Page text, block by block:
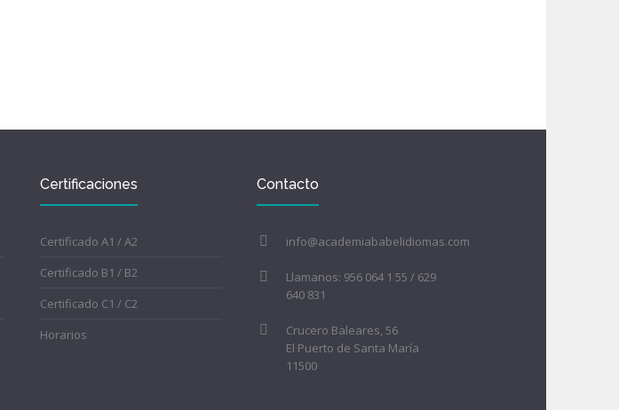
Certificaciones
Certificado A1 / A2
Certificado B1 / B2
Certificado C1 / C2
Horarios
Contacto
info@academiababelidiomas.com
Llamanos: 956 064 1 55 / 629
640 831
Crucero Baleares, 56
El Puerto de Santa María
11500